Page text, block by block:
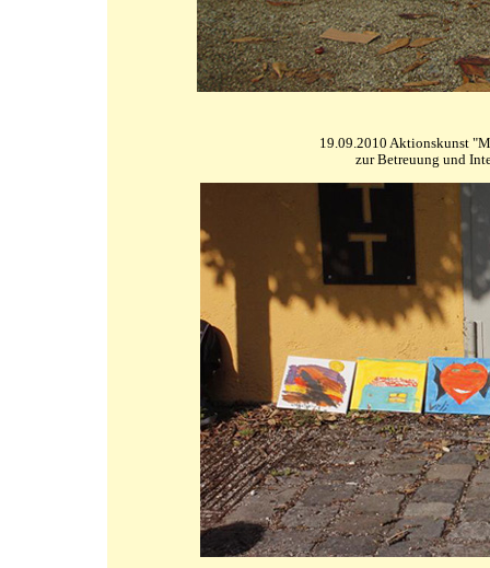
19.09.2010 Aktionskunst
zur Betreuung und